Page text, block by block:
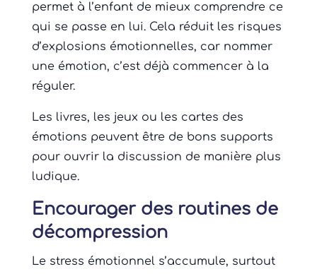
permet à l’enfant de mieux comprendre ce
qui se passe en lui. Cela réduit les risques
d’explosions émotionnelles, car nommer
une émotion, c’est déjà commencer à la
réguler.
Les livres, les jeux ou les cartes des
émotions peuvent être de bons supports
pour ouvrir la discussion de manière plus
ludique.
Encourager des routines de
décompression
Le stress émotionnel s’accumule, surtout